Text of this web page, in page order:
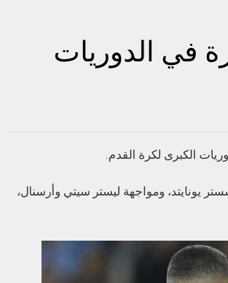
في الدوريات
الكبرى لكرة القدم.
يونايتد، ومواجهة ليستر سيتي وأرسنال،